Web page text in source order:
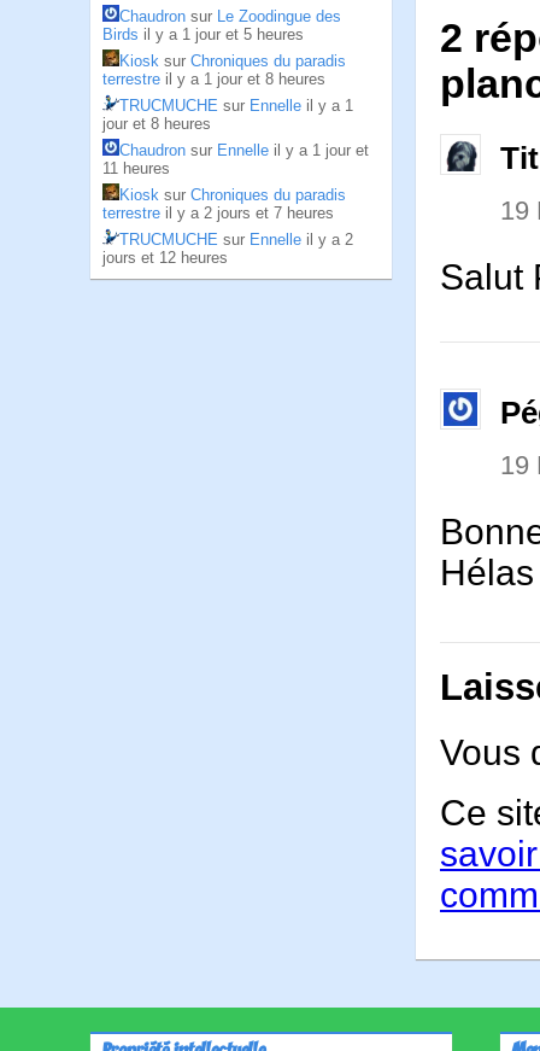
Chaudron sur Le Zoodingue des
Birds il y a 1 jour et 5 heures
Kiosk sur Chroniques du paradis
terrestre il y a 1 jour et 8 heures
TRUCMUCHE sur Ennelle il y a 1
jour et 8 heures
Chaudron sur Ennelle il y a 1 jour et
11 heures
Kiosk sur Chroniques du paradis
terrestre il y a 2 jours et 7 heures
TRUCMUCHE sur Ennelle il y a 2
jours et 12 heures
2
19
Salut
19
Vous
Ce